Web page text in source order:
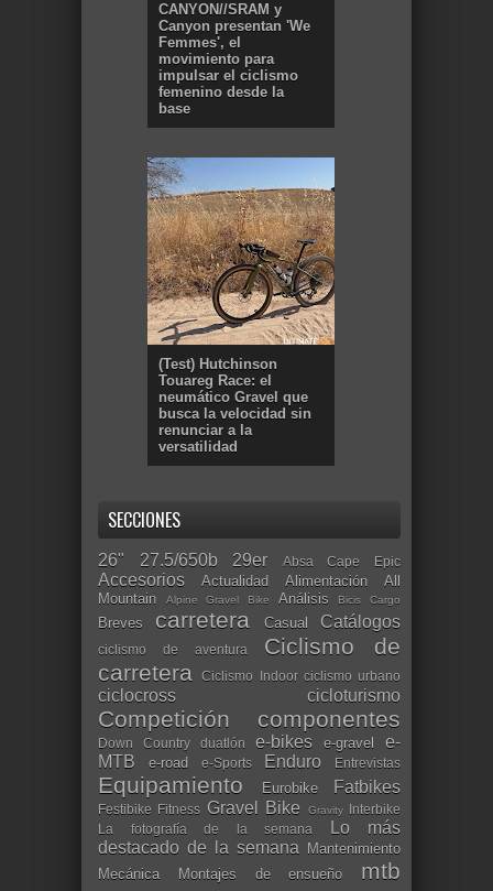
CANYON//SRAM y
Canyon presentan 'We
Femmes', el
movimiento para
impulsar el ciclismo
femenino desde la
base
(Test) Hutchinson
Touareg Race: el
neumático Gravel que
busca la velocidad sin
renunciar a la
versatilidad
SECCIONES
26" 27.5/650b 29er Absa Cape Epic
Accesorios Actualidad Alimentación
All
Mountain
Alpine Gravel Bike Análisis Bicis Cargo
Breves carretera Casual Catálogos
ciclismo de aventura
Ciclismo de
carretera
Ciclismo Indoor ciclismo urbano
ciclocross cicloturismo
Competición componentes
Down Country duatlón e-bikes e-gravel
e-
MTB
e-road e-Sports Enduro Entrevistas
Equipamiento Eurobike Fatbikes
Festibike Fitness Gravel Bike Gravity Interbike
La fotografía de la semana
Lo más
destacado de la semana Mantenimiento
Mecánica
Montajes de ensueño mtb